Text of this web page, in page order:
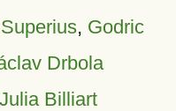
, Godric
Drbola
Billiart